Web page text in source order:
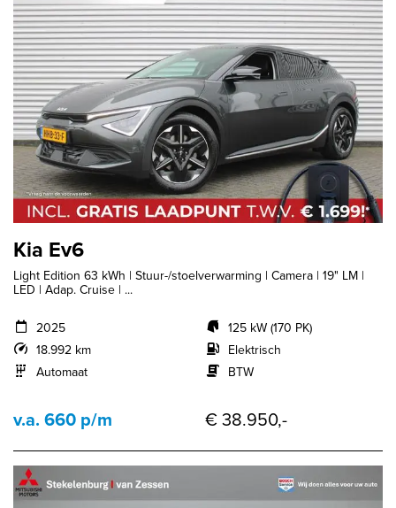
Kia Ev6
Light Edition 63 kWh | Stuur-/stoelverwarming | Camera | 19" LM |
LED | Adap. Cruise | ...
2025
18.992 km
Automaat
125 kW (170 PK)
Elektrisch
BTW
v.a. 660 p/m € 38.950,-